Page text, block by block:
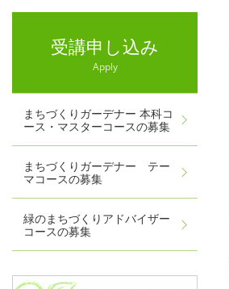
受講申し込み
Apply
まちづくりガーデナー 本科コ
ース・マスターコースの募集
まちづくりガーデナー テー
マコースの募集
緑のまちづくりアドバイザー
コースの募集